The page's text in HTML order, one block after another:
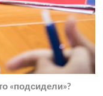
«подсидели»?